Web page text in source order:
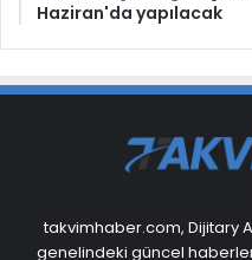
Haziran'da yapılacak
takvimhaber.com, Dijitary
genelindeki güncel